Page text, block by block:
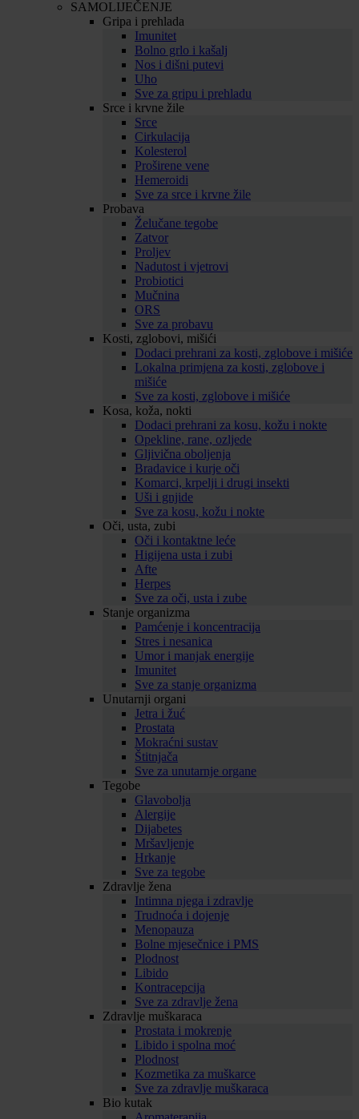
SAMOLIJEČENJE
Gripa i prehlada
Imunitet
Bolno grlo i kašalj
Nos i dišni putevi
Uho
Sve za gripu i prehladu
Srce i krvne žile
Srce
Cirkulacija
Kolesterol
Proširene vene
Hemeroidi
Sve za srce i krvne žile
Probava
Želučane tegobe
Zatvor
Proljev
Nadutost i vjetrovi
Probiotici
Mučnina
ORS
Sve za probavu
Kosti, zglobovi, mišići
Dodaci prehrani za kosti, zglobove i mišiće
Lokalna primjena za kosti, zglobove i
mišiće
Sve za kosti, zglobove i mišiće
Kosa, koža, nokti
Dodaci prehrani za kosu, kožu i nokte
Opekline, rane, ozljede
Gljivična oboljenja
Bradavice i kurje oči
Komarci, krpelji i drugi insekti
Uši i gnjide
Sve za kosu, kožu i nokte
Oči, usta, zubi
Oči i kontaktne leće
Higijena usta i zubi
Afte
Herpes
Sve za oči, usta i zube
Stanje organizma
Pamćenje i koncentracija
Stres i nesanica
Umor i manjak energije
Imunitet
Sve za stanje organizma
Unutarnji organi
Jetra i žuć
Prostata
Mokraćni sustav
Štitnjača
Sve za unutarnje organe
Tegobe
Glavobolja
Alergije
Dijabetes
Mršavljenje
Hrkanje
Sve za tegobe
Zdravlje žena
Intimna njega i zdravlje
Trudnoća i dojenje
Menopauza
Bolne mjesečnice i PMS
Plodnost
Libido
Kontracepcija
Sve za zdravlje žena
Zdravlje muškaraca
Prostata i mokrenje
Libido i spolna moć
Plodnost
Kozmetika za muškarce
Sve za zdravlje muškaraca
Bio kutak